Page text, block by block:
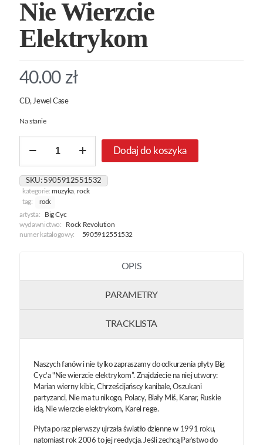
Nie Wierzcie
Elektrykom
40.00 zł
CD, Jewel Case
Na stanie
Nie
Elektrykom
Dodaj do koszyka
SKU: 5905912551532
kategorie:muzyka ,rock
tag:
rock
artysta:
Big Cyc
wydawnictwo:
Rock Revolution
numer katalogowy:
5905912551532
OPIS
PARAMETRY
TRACKLISTA
Naszych fanów i nie tylko zapraszamy do odkurzenia płyty Big
Cyc’a "Nie wierzcie elektrykom”. Znajdziecie na niej utwory:
Marian wierny kibic, Chrześcijańscy kanibale, Oszukani
partyzanci, Nie ma tu nikogo, Polacy, Biały Miś, Kanar, Ruskie
idą, Nie wierzcie elektrykom, Karel rege.
Płyta po raz pierwszy ujrzała światło dzienne w 1991 roku,
natomiast rok 2006 to jej reedycja. Jeśli zechcą Państwo do